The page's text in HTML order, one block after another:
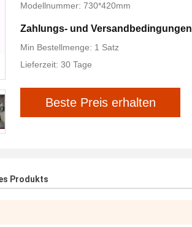
Modellnummer: 730*420mm
Zahlungs- und Versandbedingungen
Min Bestellmenge: 1 Satz
Lieferzeit: 30 Tage
Beste Preis erhalten
Produkts